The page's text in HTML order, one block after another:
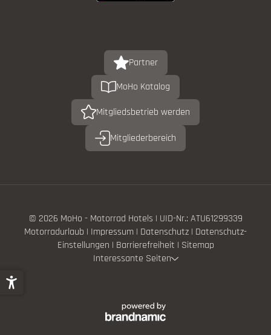
Partner
MoHo Katalog
Mitgliedsbetrieb werden
Mitgliederbereich
© 2026 MoHo - Motorrad Hotels | UID-Nr.: ATU61299339
Motorradurlaub | Impressum | Datenschutz | Datenschutz-
Einstellungen | Barrierefreiheit | Sitemap
Interessante Seiten